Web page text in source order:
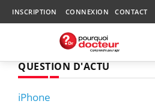
INSCRIPTION CONNEXION CONTACT
QUESTION D'ACTU
iPhone